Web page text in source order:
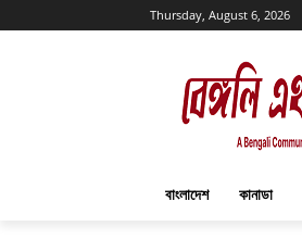
Thursday, August 6, 2026
বাংলাদেশ কানাডা